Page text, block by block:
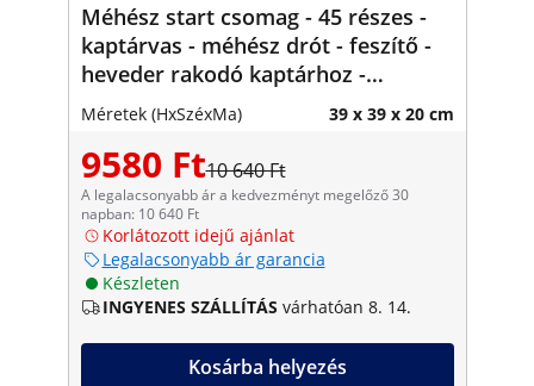
Méhész start csomag - 45 részes -
kaptárvas - méhész drót - feszítő -
heveder rakodó kaptárhoz -
számjegyek - vödörtartó - fedelező
Méretek (HxSzéxMa) 39 x 39 x 20 cm
9580 Ft10 640 Ft
A legalacsonyabb ár a kedvezményt megelőző 30
napban: 10 640 Ft
Korlátozott idejű ajánlat
Legalacsonyabb ár garancia
Készleten
INGYENES SZÁLLÍTÁS várhatóan 8. 14.
Kosárba helyezés